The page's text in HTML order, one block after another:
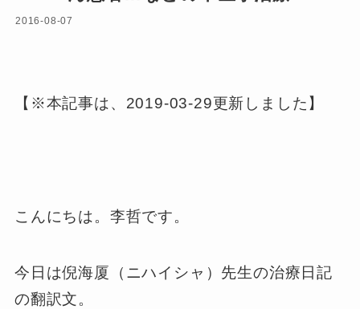
2016-08-07
【※本記事は、2019-03-29更新しました】
こんにちは。李哲です。
今日は倪海厦（ニハイシャ）先生の治療日記
の翻訳文。